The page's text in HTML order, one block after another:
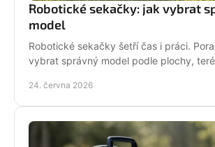
Robotické sekačky: jak vybrat
model
Robotické sekačky šetří čas i práci.
vybrat správný model podle plochy,
24. června 2026